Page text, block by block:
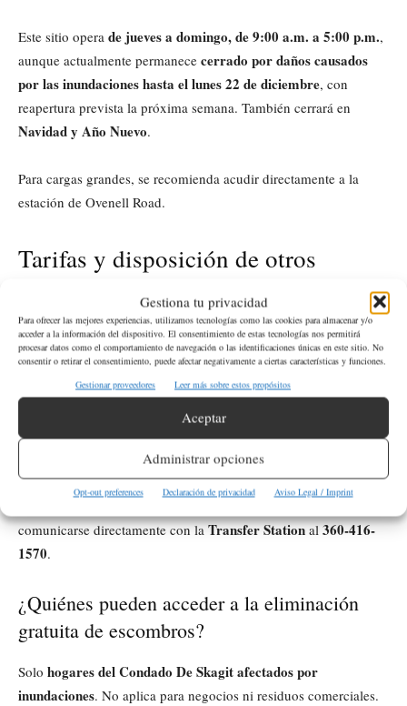
Gestiona tu privacidad
Para ofrecer las mejores experiencias, utilizamos tecnologías como las cookies para almacenar y/o
acceder a la información del dispositivo. El consentimiento de estas tecnologías nos permitirá
procesar datos como el comportamiento de navegación o las identificaciones únicas en este sitio. No
consentir o retirar el consentimiento, puede afectar negativamente a ciertas características y funciones.
Gestionar proveedores
Leer más sobre estos propósitos
Aceptar
Administrar opciones
Opt-out preferences Declaración de privacidad Aviso Legal / Imprint
Este sitio opera de jueves a domingo, de 9:00 a.m. a 5:00 p.m.,
aunque actualmente permanece cerrado por daños causados
por las inundaciones hasta el lunes 22 de diciembre, con
reapertura prevista la próxima semana. También cerrará en
Navidad y Año Nuevo.
Para cargas grandes, se recomienda acudir directamente a la
estación de Ovenell Road.
Tarifas y disposición de otros
Laeliminación gratuita de escombros por inundacionesaplica
únicamente a materiales elegibles. Para otros desechos, los
residentes deben consultar elSolid Waste Rate Schedule
incluye tarifas actualizadas para residuos generales,
electrodomésticos, llantas y desechos especiales.
Para preguntas específicas sobre materiales aceptados o
comunicarse directamente con laTransfer Stational360-416-
1570.
¿Quiénes pueden acceder a la eliminación
gratuita de escombros?
Solo hogares del Condado De Skagit afectados por
inundaciones. No aplica para negocios ni residuos comerciales.